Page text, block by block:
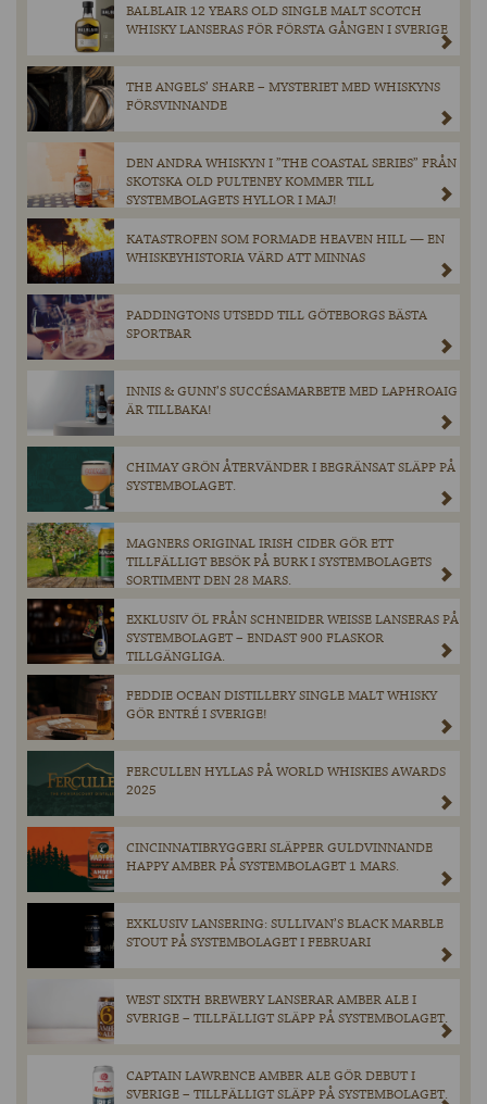
BALBLAIR 12 YEARS OLD SINGLE MALT SCOTCH
WHISKY LANSERAS FÖR FÖRSTA GÅNGEN I SVERIGE
THE ANGELS’ SHARE – MYSTERIET MED WHISKYNS
FÖRSVINNANDE
DEN ANDRA WHISKYN I ”THE COASTAL SERIES” FRÅN
SKOTSKA OLD PULTENEY KOMMER TILL
SYSTEMBOLAGETS HYLLOR I MAJ!
KATASTROFEN SOM FORMADE HEAVEN HILL — EN
WHISKEYHISTORIA VÄRD ATT MINNAS
PADDINGTONS UTSEDD TILL GÖTEBORGS BÄSTA
SPORTBAR
INNIS & GUNN’S SUCCÉSAMARBETE MED LAPHROAIG
ÄR TILLBAKA!
CHIMAY GRÖN ÅTERVÄNDER I BEGRÄNSAT SLÄPP PÅ
SYSTEMBOLAGET.
MAGNERS ORIGINAL IRISH CIDER GÖR ETT
TILLFÄLLIGT BESÖK PÅ BURK I SYSTEMBOLAGETS
SORTIMENT DEN 28 MARS.
EXKLUSIV ÖL FRÅN SCHNEIDER WEISSE LANSERAS PÅ
SYSTEMBOLAGET – ENDAST 900 FLASKOR
TILLGÄNGLIGA.
FEDDIE OCEAN DISTILLERY SINGLE MALT WHISKY
GÖR ENTRÉ I SVERIGE!
FERCULLEN HYLLAS PÅ WORLD WHISKIES AWARDS
2025
CINCINNATIBRYGGERI SLÄPPER GULDVINNANDE
HAPPY AMBER PÅ SYSTEMBOLAGET 1 MARS.
EXKLUSIV LANSERING: SULLIVAN’S BLACK MARBLE
STOUT PÅ SYSTEMBOLAGET I FEBRUARI
WEST SIXTH BREWERY LANSERAR AMBER ALE I
SVERIGE – TILLFÄLLIGT SLÄPP PÅ SYSTEMBOLAGET.
CAPTAIN LAWRENCE AMBER ALE GÖR DEBUT I
SVERIGE – TILLFÄLLIGT SLÄPP PÅ SYSTEMBOLAGET.